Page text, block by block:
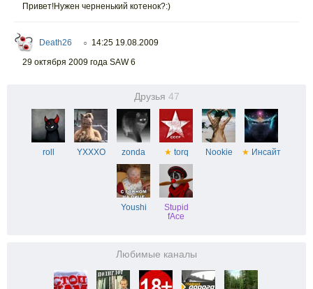
Привет!Нужен черненький котенок?:)
Death26 ○ 14:25 19.08.2009
29 октября 2009 года SAW 6
Друзья 47
roll YXXXO zonda ★ torq Nookie ★ Инсайт
Youshi
Stupid
fAce
Любимые каналы